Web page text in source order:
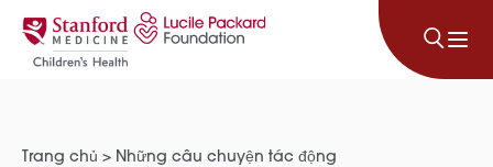
Bỏ qua nội dung
Trang chủ > Những câu chuyện tác động